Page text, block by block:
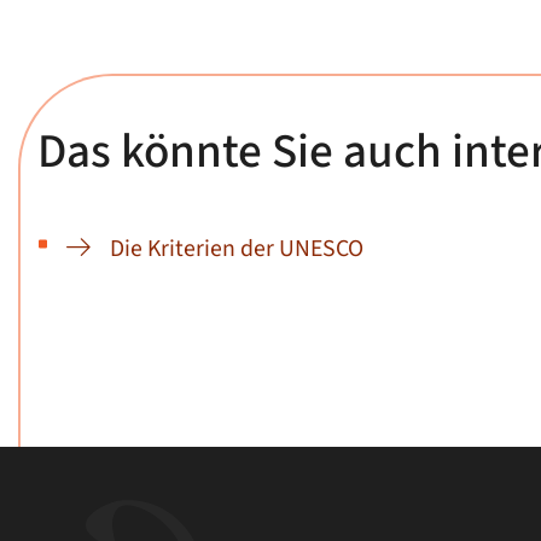
Das könnte Sie auch
Die Kriterien der UNESCO